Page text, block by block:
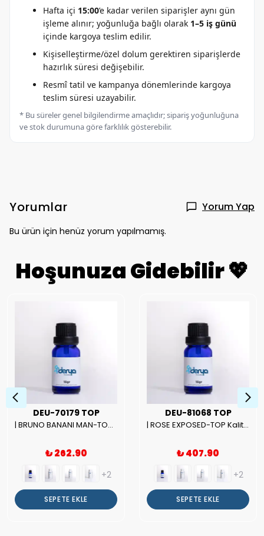
Hafta içi 15:00’e kadar verilen siparişler aynı gün
işleme alınır; yoğunluğa bağlı olarak 1–5 iş günü
içinde kargoya teslim edilir.
Kişiselleştirme/özel dolum gerektiren siparişlerde
hazırlık süresi değişebilir.
Resmî tatil ve kampanya dönemlerinde kargoya
teslim süresi uzayabilir.
* Bu süreler genel bilgilendirme amaçlıdır; sipariş yoğunluğuna
ve stok durumuna göre farklılık gösterebilir.
Yorumlar Yorum Yap
Bu ürün için henüz yorum yapılmamış.
Hoşunuza Gidebilir 💖
DEU-70179 TOP
| BRUNO BANANI MAN-TOP Kalite Erkek Parfüm Esansı.|
₺ 262.90
+2
SEPETE EKLE
DEU-81068 TOP
| ROSE EXPOSED-TOP Kalite Unısex Parfüm Esansı.|
₺ 407.90
+2
SEPETE EKLE